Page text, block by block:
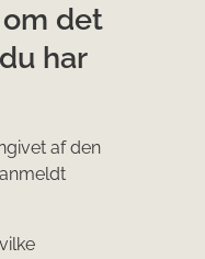
det
har
af den